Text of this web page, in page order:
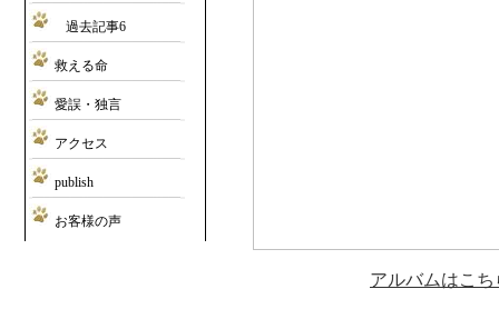
過去記事6
救える命
愛誤・独言
アクセス
publish
お客様の声
アルバムはこ